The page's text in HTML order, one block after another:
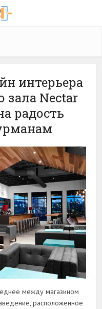
интерьера
зала Nectar
радость
между магазином
расположенное